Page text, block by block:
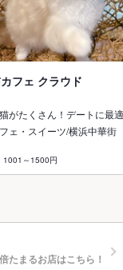
フェ クラウド
がたくさん！デートに最
ェ・スイーツ/横浜中華街
1001～1500円
たまるお店はこちら！